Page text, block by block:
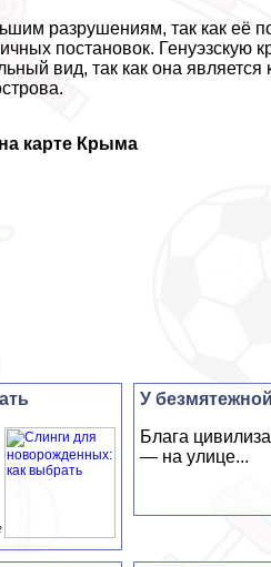
разрушениям, так как её
постановок. Генуэзскую
вид, так как она является
карте Крыма
У
Блага
— на улице...